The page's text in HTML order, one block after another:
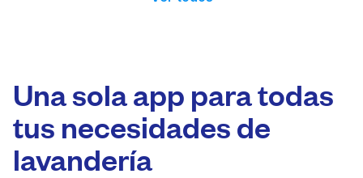
Una sola app para todas
tus necesidades de
lavandería